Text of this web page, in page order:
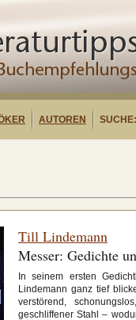
AUTOREN SUCHE:
Till Lindemann
Messer: Gedichte
In seinem ersten
Lindemann ganz tief
verstörend,
geschliffener Stahl –